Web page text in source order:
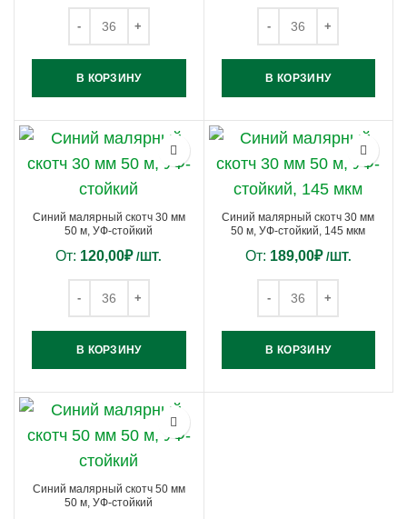
В КОРЗИНУ В КОРЗИНУ
Синий малярный скотч 30 мм
50 м, УФ-стойкий
От: 120,00₽ /ШТ.
В КОРЗИНУ
Синий малярный скотч 30 мм
50 м, УФ-стойкий, 145 мкм
От: 189,00₽ /ШТ.
В КОРЗИНУ
Синий малярный скотч 50 мм
50 м, УФ-стойкий